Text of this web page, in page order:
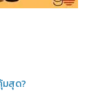
มสุด?